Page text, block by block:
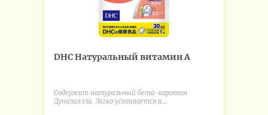
DHC Натуральный витамин А
Содержит натуральный бета-каротин
Дуналиэлла. Легко усваивается и...